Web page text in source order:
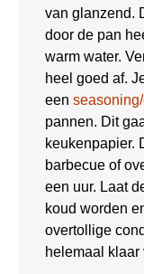
van glanzend.
door de pan
warm water.
heel goed af.
een
pannen. Dit
keukenpapier.
barbecue of
een uur. Laat
koud worden
overtollige
helemaal klaar